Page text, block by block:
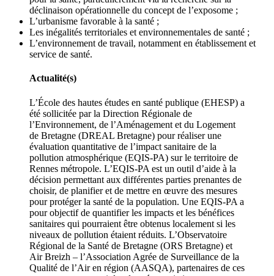
déclinaison opérationnelle du concept de l’exposome ;
L’urbanisme favorable à la santé ;
Les inégalités territoriales et environnementales de santé ;
L’environnement de travail, notamment en établissement et
service de santé.
Actualité(s)
L’École des hautes études en santé publique (EHESP) a
été sollicitée par la Direction Régionale de
l’Environnement, de l’Aménagement et du Logement
de Bretagne (DREAL Bretagne) pour réaliser une
évaluation quantitative de l’impact sanitaire de la
pollution atmosphérique (EQIS-PA) sur le territoire de
Rennes métropole. L’EQIS-PA est un outil d’aide à la
décision permettant aux différentes parties prenantes de
choisir, de planifier et de mettre en œuvre des mesures
pour protéger la santé de la population. Une EQIS-PA a
pour objectif de quantifier les impacts et les bénéfices
sanitaires qui pourraient être obtenus localement si les
niveaux de pollution étaient réduits. L’Observatoire
Régional de la Santé de Bretagne (ORS Bretagne) et
Air Breizh – l’Association Agrée de Surveillance de la
Qualité de l’Air en région (AASQA), partenaires de ces